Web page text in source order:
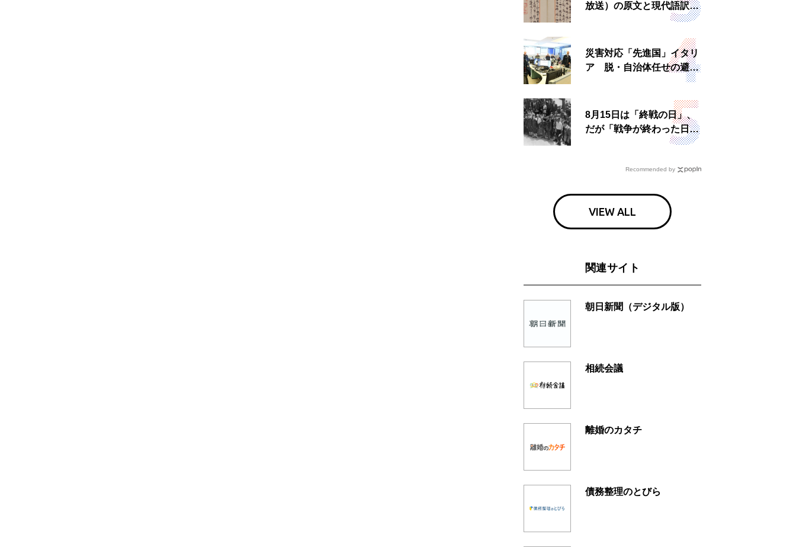
放送）の原文と現代語訳を
読む もう一つの「終戦の
災害対応「先進国」イタリ
ア 脱・自治体任せの避難
所運営、被災者への温かい
8月15日は「終戦の日」、
だが「戦争が終わった日」
は国によって異なる？
Recommended by
VIEW ALL
関連サイト
朝日新聞（デジタル版）
相続会議
離婚のカタチ
債務整理のとびら